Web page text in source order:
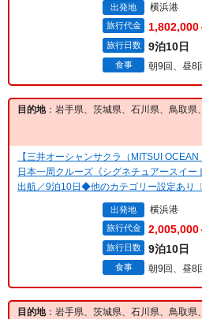
出発地 横浜港
旅行代金 1,802,000
旅行日数 9泊10日
食事 朝9回、昼8
目的地：岩手県、茨城県、石川県、鳥取県
【三井オーシャンサクラ（MITSUI
日本一周クルーズ《シグネチュアースイー
出航／9泊10日◆他のカテゴリー設定あり
出発地 横浜港
旅行代金 2,005,000
旅行日数 9泊10日
食事 朝9回、昼8
目的地：岩手県、茨城県、石川県、鳥取県